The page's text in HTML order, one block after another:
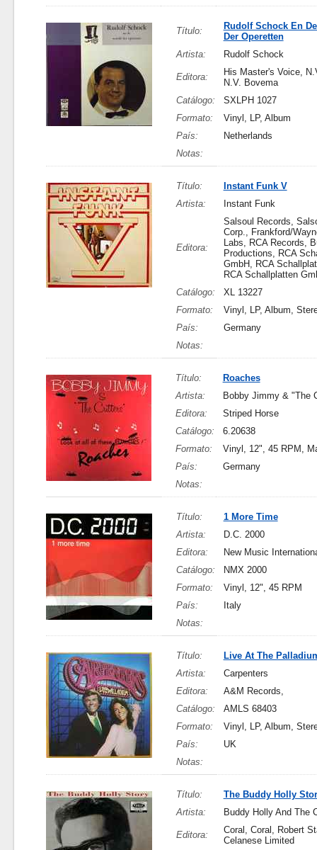
Título:
Rudolf Schock En
Der Operetten
Artista:
Rudolf Schock
Editora:
His Master's Voice,
N.V. Bovema
Catálogo:
SXLPH 1027
Formato:
Vinyl, LP, Album
País:
Netherlands
Notas:
Título:
Instant Funk V
Artista:
Instant Funk
Editora:
Salsoul Records,
Corp., Frankford/
Labs, RCA Records,
Productions, RCA
GmbH, RCA
RCA Schallplatten
Catálogo:
XL 13227
Formato:
Vinyl, LP, Album,
País:
Germany
Notas:
Título:
Roaches
Artista:
Bobby Jimmy & "The
Editora:
Striped Horse
Catálogo:
6.20638
Formato:
Vinyl, 12", 45 RPM,
País:
Germany
Notas:
Título:
1 More Time
Artista:
D.C. 2000
Editora:
New Music
Catálogo:
NMX 2000
Formato:
Vinyl, 12", 45 RPM
País:
Italy
Notas:
Título:
Live At The
Artista:
Carpenters
Editora:
A&M Records,
Catálogo:
AMLS 68403
Formato:
Vinyl, LP, Album,
País:
UK
Notas:
Título:
The Buddy Holly
Artista:
Buddy Holly And The
Editora:
Coral, Coral, Robert
Celanese Limited